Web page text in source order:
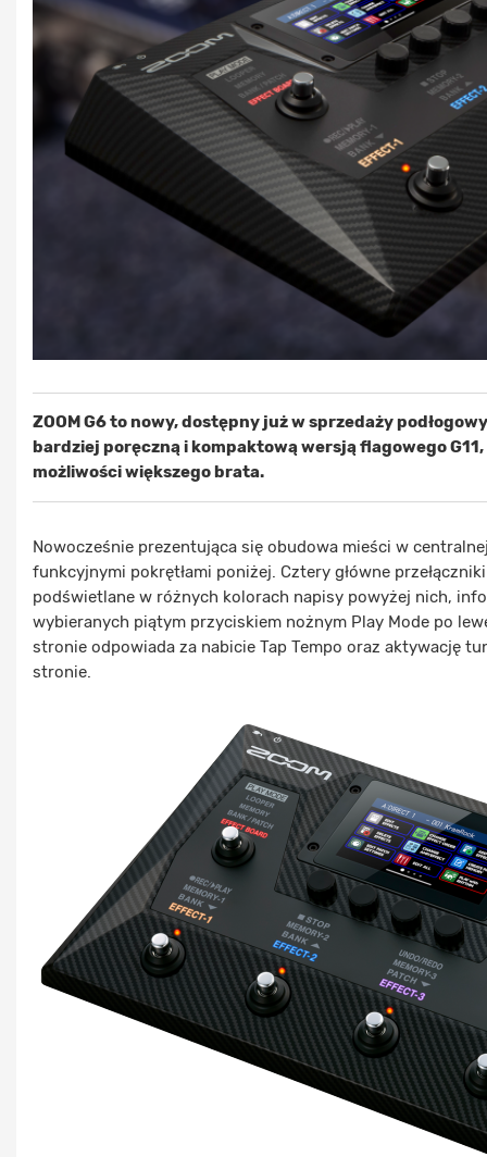
ZOOM G6 to nowy, dostępny już w sprzedaży
bardziej poręczną i kompaktową wersją flagowego
możliwości większego brata.
Nowocześnie prezentująca się obudowa mieści w
funkcyjnymi pokrętłami poniżej. Cztery główne
podświetlane w różnych kolorach napisy powyżej nich,
wybieranych piątym przyciskiem nożnym Play Mode po
stronie odpowiada za nabicie Tap Tempo oraz aktywację
stronie.